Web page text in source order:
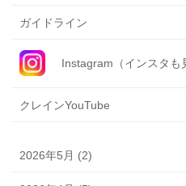
ガイドライン
Instagram（インスタも
クレインYouTube
2026年5月 (2)